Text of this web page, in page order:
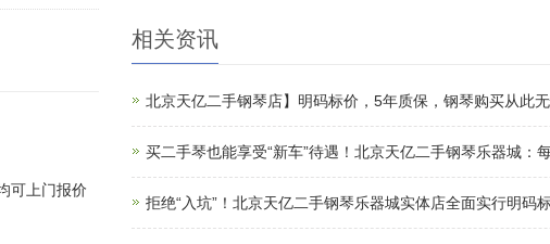
相关资讯
北京天亿二手钢琴店】明码标价，5年质保，钢琴购买从此
买二手琴也能享受“新车”待遇！北京天亿二手钢琴乐器城：
拒绝“入坑”！北京天亿二手钢琴乐器城实体店全面实行明码
可上门报价